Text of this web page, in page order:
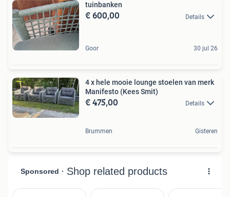
tuinbanken
€ 600,00 Details
Goor 30 jul 26
4 x hele mooie lounge stoelen van merk
Manifesto (Kees Smit)
€ 475,00 Details
Brummen Gisteren